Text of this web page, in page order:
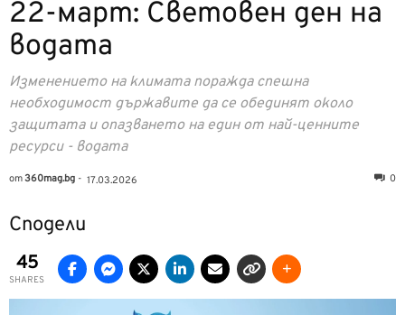
22-март: Световен ден на
водата
Изменението на климата поражда спешна
необходимост държавите да се обединят около
защитата и опазването на един от най-ценните
ресурси - водата
от360mag.bg - 17.03.2026 0
Сподели
45
SHARES